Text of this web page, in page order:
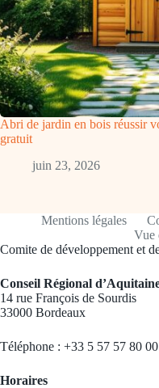
Abri de jardin en bois réussir
gratuit
juin 23, 2026
Mentions légales
Vue
Comite de développement et
Conseil Régional
14 rue François de Sourdis
33000 Bordeaux
Téléphone : +33 5 57 57 80 00
Horaires